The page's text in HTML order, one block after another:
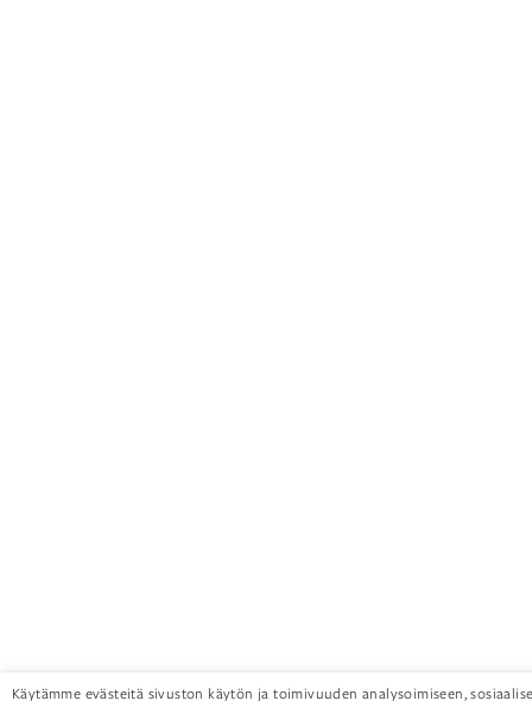
Käytämme evästeitä sivuston käytön ja toimivuuden analysoimiseen,